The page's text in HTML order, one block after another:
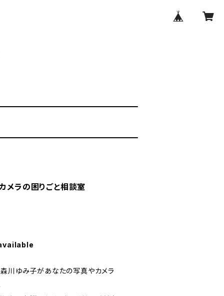
メラの困りごと相談室
川ゆみ子があなたの写真やカメラ